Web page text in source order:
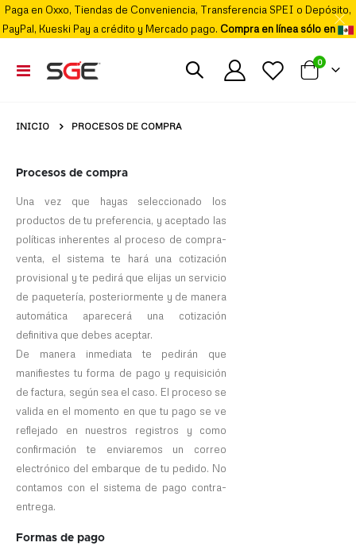
Paga en Oxxo, Tiendas de Conveniencia, Transferencia SPEI o Depósito,
PayPal, Kueski Pay a crédito y Mercado pago. Compra en línea sólo en
Cambiar
Nav
Mi carrito
0
INICIO PROCESOS DE COMPRA
Procesos de compra
Una vez que hayas seleccionado los
productos de tu preferencia, y aceptado las
políticas inherentes al proceso de compra-
venta, el sistema te hará una cotización
provisional y te pedirá que elijas un servicio
de paquetería, posteriormente y de manera
automática aparecerá una cotización
definitiva que debes aceptar.
De manera inmediata te pedirán que
manifiestes tu forma de pago y requisición
de factura, según sea el caso. El proceso se
valida en el momento en que tu pago se ve
reflejado en nuestros registros y como
confirmación te enviaremos un correo
electrónico del embarque de tu pedido. No
contamos con el sistema de pago contra-
entrega.
Formas de pago